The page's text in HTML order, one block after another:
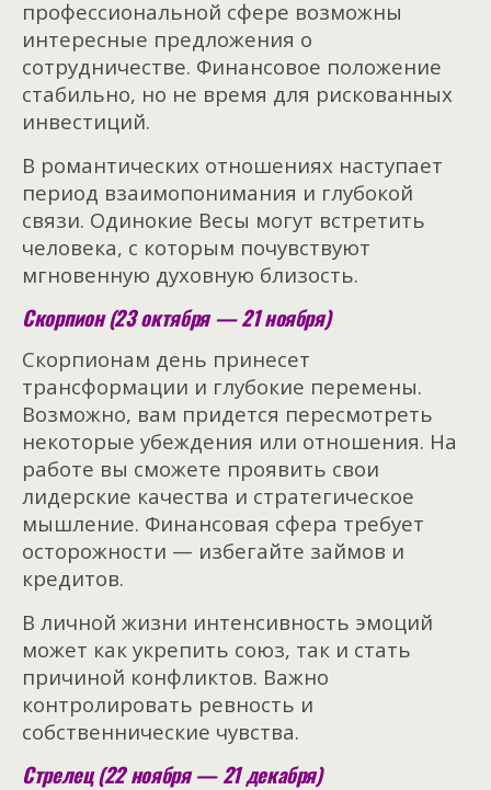
профессиональной сфере возможны
интересные предложения о
сотрудничестве. Финансовое положение
стабильно, но не время для рискованных
инвестиций.
В романтических отношениях наступает
период взаимопонимания и глубокой
связи. Одинокие Весы могут встретить
человека, с которым почувствуют
мгновенную духовную близость.
Скорпион (23 октября — 21 ноября)
Скорпионам день принесет
трансформации и глубокие перемены.
Возможно, вам придется пересмотреть
некоторые убеждения или отношения. На
работе вы сможете проявить свои
лидерские качества и стратегическое
мышление. Финансовая сфера требует
осторожности — избегайте займов и
кредитов.
В личной жизни интенсивность эмоций
может как укрепить союз, так и стать
причиной конфликтов. Важно
контролировать ревность и
собственнические чувства.
Стрелец (22 ноября — 21 декабря)